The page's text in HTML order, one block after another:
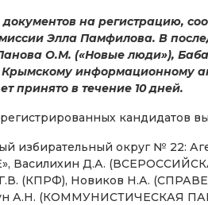
на регистрацию,
Элла Памфилова. В
О.М. («Новые люди»),
информационному
принято в течение 10 дней.
кандидатов
избирательный округ № 22:
Василихин Д.А.
(КПРФ), Новиков Н.А.
А.Н. (КОММУНИСТИЧЕСКАЯ